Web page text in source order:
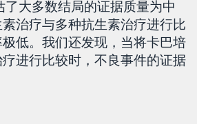
了大多数结局的证据质量为中
治疗与多种抗生素治疗进行比
低。我们还发现，当将卡巴培
进行比较时，不良事件的证据